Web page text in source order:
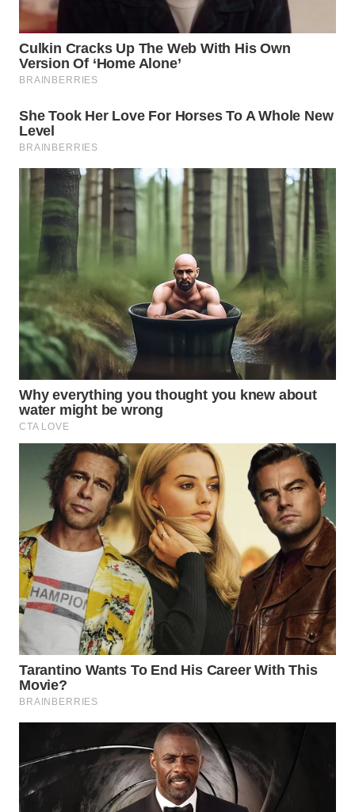
WN
KARAWANG
WN
BEKASI
WN
BOGOR
WN
DEPOK
TAPANULI
UTARA
WN
SAMOSIR
WN
PADANG
LAWAS
WN
SUMEDANG
WN
CIANJUR
KEPULAUAN
SERIBU
TANGERANG
WN
BINJAI
CIREBON